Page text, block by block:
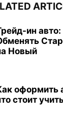
ин
Новый
оформить
стоит